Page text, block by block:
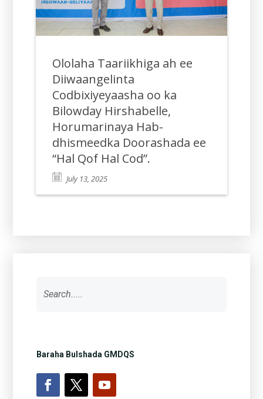
Ololaha Taariikhiga ah ee
Diiwaangelinta
Codbixiyeyaasha oo ka
Bilowday Hirshabelle,
Horumarinaya Hab-
dhismeedka Doorashada ee
“Hal Qof Hal Cod”.
July 13, 2025
Baraha Bulshada GMDQS